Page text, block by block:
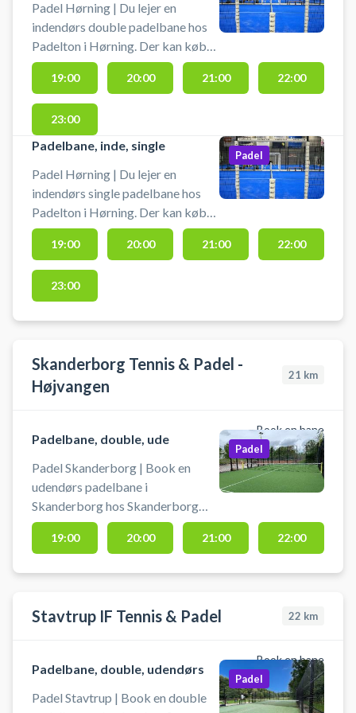
toilet, omklædningsrum og
drikkeautomat med øl, vand og
slik.
Padel Hørning | Du lejer en
indendørs double padelbane hos
Padelton i Hørning. Der kan købes
bolde, lejebat & drikkevarer i hele
centerets åbningstid. Der er gratis
parkering foran center. Der er
omklædning og badefaciliteter.
19:00 20:00 21:00 22:00
23:00
Padelbane, inde, single
Padel Hørning | Du lejer en
indendørs single padelbane hos
Padelton i Hørning. Der kan købes
bolde, lejebat & drikkevarer i hele
centerets åbningstid. Der er gratis
parkering foran center. Der er
omklædning og badefaciliteter.
Padel
19:00 20:00 21:00 22:00
23:00
Skanderborg Tennis & Padel -
Højvangen
21 km
Book en bane
Padelbane, double, ude
Padel Skanderborg | Book en
udendørs padelbane i
Skanderborg hos Skanderborg
Tennis- og Padelklub (tidl.
Skanderborg Lawn Tennis). Book
Skanderborg Padel Klubs afdeling
medbringe padelbat og bolde.
Lyset på padelbanerne er ikke klar
Padel
19:00 20:00 21:00 22:00
Stavtrup IF Tennis & Padel 22 km
Book en bane
Padelbane, double, udendørs
Padel Stavtrup | Book en double
Padel